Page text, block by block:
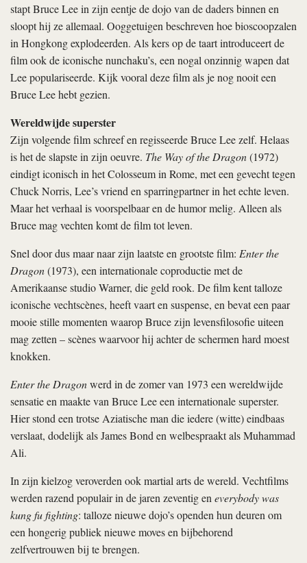
stapt Bruce Lee in zijn eentje de dojo van de daders binnen en
sloopt hij ze allemaal. Ooggetuigen beschreven hoe bioscoopzalen
in Hongkong explodeerden. Als kers op de taart introduceert de
film ook de iconische nunchaku’s, een nogal onzinnig wapen dat
Lee populariseerde. Kijk vooral deze film als je nog nooit een
Bruce Lee hebt gezien.
Wereldwijde superster
Zijn volgende film schreef en regisseerde Bruce Lee zelf. Helaas
is het de slapste in zijn oeuvre. The Way of the Dragon(1972)
eindigt iconisch in het Colosseum in Rome, met een gevecht tegen
Chuck Norris, Lee’s vriend en sparringpartner in het echte leven.
Maar het verhaal is voorspelbaar en de humor melig. Alleen als
Bruce mag vechten komt de film tot leven.
Snel door dus maar naar zijn laatste en grootste film: Enter the
Dragon(1973), een internationale coproductie met de
Amerikaanse studio Warner, die geld rook. De film kent talloze
iconische vechtscènes, heeft vaart en suspense, en bevat een paar
mooie stille momenten waarop Bruce zijn levensfilosofie uiteen
mag zetten – scènes waarvoor hij achter de schermen hard moest
knokken.
Enter the Dragonwerd in de zomer van 1973 een wereldwijde
sensatie en maakte van Bruce Lee een internationale superster.
Hier stond een trotse Aziatische man die iedere (witte) eindbaas
verslaat, dodelijk als James Bond en welbespraakt als Muhammad
Ali.
In zijn kielzog veroverden ook martial arts de wereld. Vechtfilms
werden razend populair in de jaren zeventig en everybody was
kung fu fighting: talloze nieuwe dojo’s openden hun deuren om
een hongerig publiek nieuwe moves en bijbehorend
zelfvertrouwen bij te brengen.